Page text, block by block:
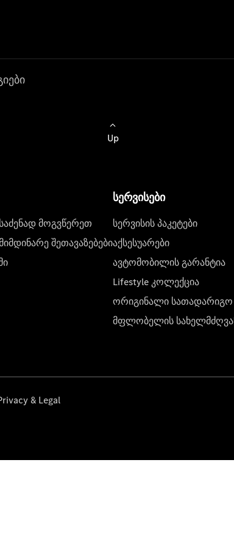
Up
მოგვწერეთ
შეთავაზებები
სერვისები
სერვისის პაკეტები
აქსესუარები
ავტომობილის გარანტია
Lifestyle კოლექცია
ორიგინალი სათადარიგო
მფლობელის
& Legal